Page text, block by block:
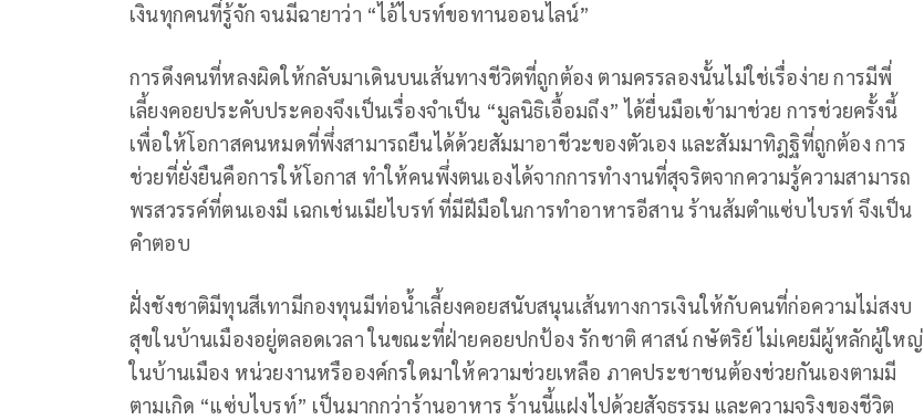
เงินทุกคนที่รู้จัก จนมีฉายาว่า “ไอ้ไบรท์ขอทานออนไลน์”
การดึงคนที่หลงผิดให้กลับมาเดินบนเส้นทางชีวิตที่ถูกต้อง ตามครรลองนั้นไม่ใช่เรื่อง่าย การมีพี่
เลี้ยงคอยประคับประคองจึงเป็นเรื่องจำเป็น “มูลนิธิเอื้อมถึง” ได้ยื่นมือเข้ามาช่วย การช่วยครั้งนี้
เพื่อให้โอกาสคนหมดที่พึ่งสามารถยืนได้ด้วยสัมมาอาชีวะของตัวเอง และสัมมาทิฎฐิที่ถูกต้อง การ
ช่วยที่ยั่งยืนคือการให้โอกาส ทำให้คนพึ่งตนเองได้จากการทำงานที่สุจริตจากความรู้ความสามารถ
พรสวรรค์ที่ตนเองมี เฉกเช่นเมียไบรท์ ที่มีฝีมือในการทำอาหารอีสาน ร้านส้มตำแซ่บไบรท์ จึงเป็น
คำตอบ
ฝั่งชังชาติมีทุนสีเทามีกองทุนมีท่อน้ำเลี้ยงคอยสนับสนุนเส้นทางการเงินให้กับคนที่ก่อความไม่สงบ
สุขในบ้านเมืองอยู่ตลอดเวลา ในขณะที่ฝ่ายคอยปกป้อง รักชาติ ศาสน์ กษัตริย์ ไม่เคยมีผู้หลักผู้ใหญ่
ในบ้านเมือง หน่วยงานหรือองค์กรใดมาให้ความช่วยเหลือ ภาคประชาชนต้องช่วยกันเองตามมี
ตามเกิด “แซ่บไบรท์” เป็นมากกว่าร้านอาหาร ร้านนี้แฝงไปด้วยสัจธรรม และความจริงของชีวิต